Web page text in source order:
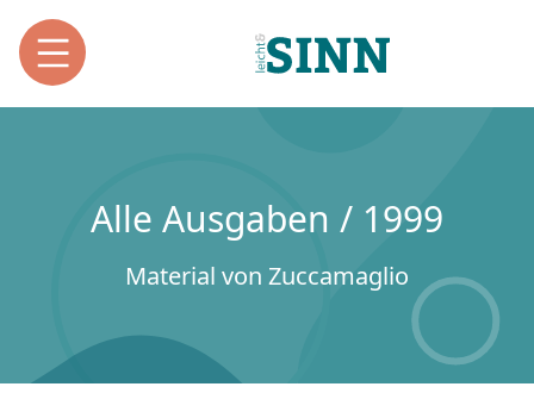
Alle Ausgaben / 1999
Material von Zuccamaglio